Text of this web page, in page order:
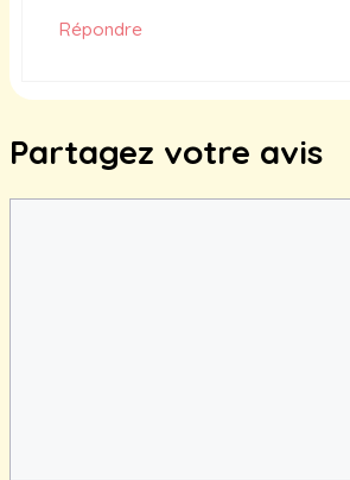
Répondre
Partagez votre avis